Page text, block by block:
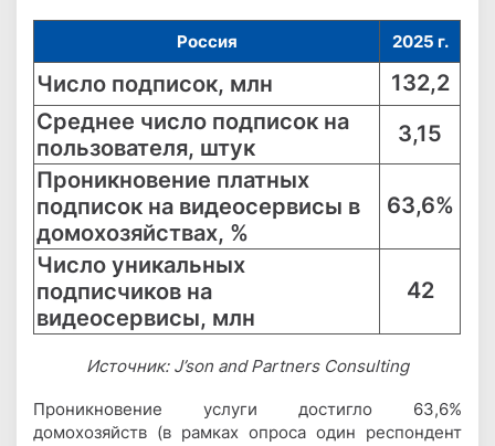
Россия 2025 г.
Число подписок, млн
132,2
Среднее число подписок на
пользователя, штук
3,15
Проникновение платных
подписок на видеосервисы в
домохозяйствах, %
63,6%
Число уникальных
подписчиков на
видеосервисы, млн
42
Источник: J’son and Partners Consulting
Проникновение услуги достигло 63,6%
домохозяйств (в рамках опроса один респондент